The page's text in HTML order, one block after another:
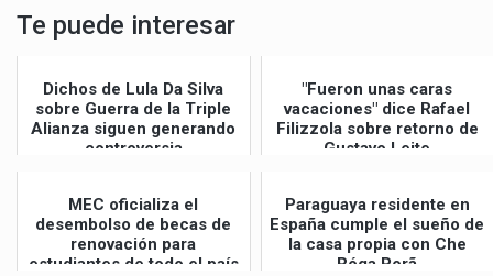
Te puede interesar
Dichos de Lula Da Silva
sobre Guerra de la Triple
Alianza siguen generando
controversia
"Fueron unas caras
vacaciones" dice Rafael
Filizzola sobre retorno de
Gustavo Leite
MEC oficializa el
desembolso de becas de
renovación para
estudiantes de todo el país
Paraguaya residente en
España cumple el sueño de
la casa propia con Che
Róga Porã